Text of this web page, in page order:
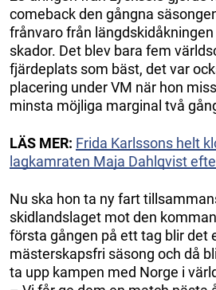
comeback den gångna
frånvaro från
skador. Det blev bara fem
fjärdeplats som bäst, det var
placering under VM när hon
minsta möjliga marginal två
LÄS MER: Frida Karlssons helt
lagkamraten Maja Dahlqvist
Nu ska hon ta ny fart
skidlandslaget mot den
första gången på ett tag blir det
mästerskapsfri säsong och då
ta upp kampen med Norge i